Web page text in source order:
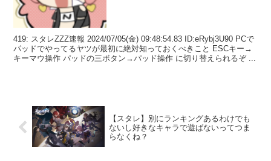
419: スタレZZZ速報 2024/07/05(金) 09:48:54.83 ID:eRybj3U90 PCで
パッドでやってるヤツが最初に絶対知っておくべきこと ESCキー→
キーマウ操作 パッドの三ボタン→パッド操作 に切り替えられるぞ ...
【スタレ】別にランキングあるわけでも
ないし好きなキャラで遊ばないってつま
らなくね？